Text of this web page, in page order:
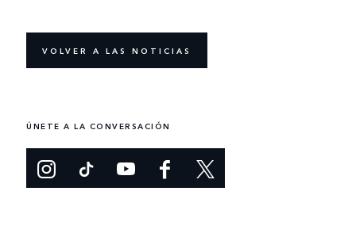
VOLVER A LAS NOTICIAS
ÚNETE A LA CONVERSACIÓN